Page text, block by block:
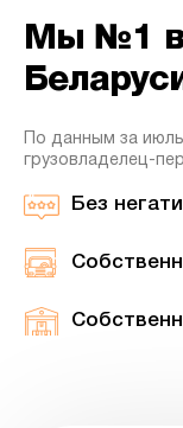
Мы №1 в
По данным за
грузовладелец-
Без